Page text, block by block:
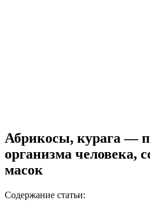
Абрикосы, курага —
организма человека,
масок
Содержание статьи: